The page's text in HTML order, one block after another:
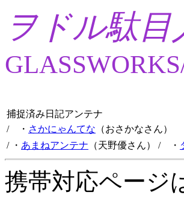
ヲドル駄目
捕捉済み日記アンテナ
/ ・ さかにゃんてな （おさかなさん）
/ ・ あまねアンテナ （天野優さん） / ・
携帯対応ページ